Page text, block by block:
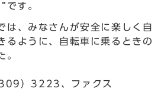
です。
は、みなさんが安全に楽しく自
るように、自転車に乗るときの
。
）3223、ファクス